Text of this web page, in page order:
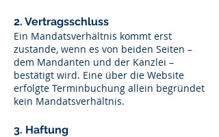
2. Vertragsschluss
Ein Mandatsverhältnis kommt erst
zustande, wenn es von beiden Seiten –
dem Mandanten und der Kanzlei –
bestätigt wird. Eine über die Website
erfolgte Terminbuchung allein begründet
kein Mandatsverhältnis.
3. Haftung